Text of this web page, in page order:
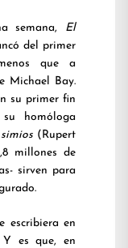
semana, El
del primer
que a
Michael Bay.
su primer fin
homóloga
(Rupert
millones de
sirven para
escribiera en
Y es que, en